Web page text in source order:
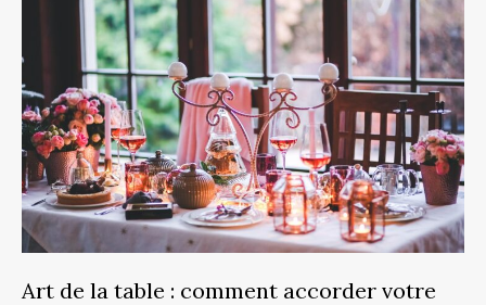
Art de la table : comment accorder votre